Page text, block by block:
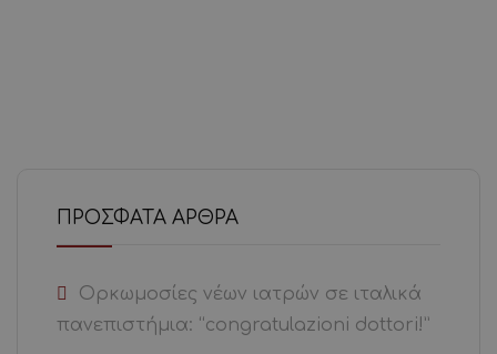
ΠΡΌΣΦΑΤΑ ΆΡΘΡΑ
Ορκωμοσίες νέων ιατρών σε ιταλικά
πανεπιστήμια: “congratulazioni dottori!”